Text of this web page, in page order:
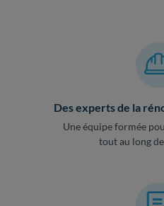
Des experts de la
Une équipe formée
tout au long